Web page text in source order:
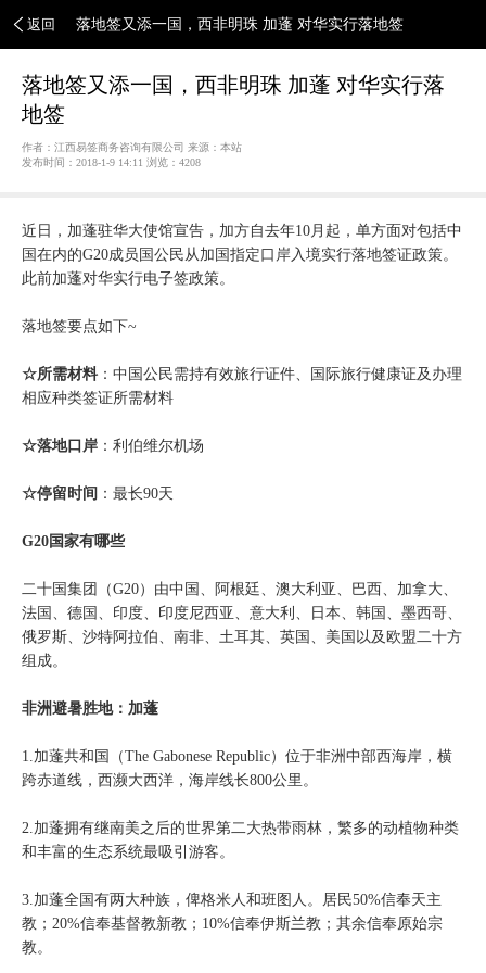
返回 落地签又添一国，西非明珠 加蓬 对华实行落地签
落地签又添一国，西非明珠 加蓬 对华实行落
地签
作者：江西易签商务咨询有限公司 来源：本站
发布时间：2018-1-9 14:11 浏览： 4208
近日，加蓬驻华大使馆宣告，加方自去年10月起，单方面对包括中
国在内的G20成员国公民从加国指定口岸入境实行落地签证政策。
此前加蓬对华实行电子签政策。
落地签要点如下~
☆所需材料 ：中国公民需持有效旅行证件、国际旅行健康证及办理
相应种类签证所需材料
☆落地口岸 ：利伯维尔机场
☆停留时间 ：最长90天
G20国家有哪些
二十国集团（G20）由中国、阿根廷、澳大利亚、巴西、加拿大、
法国、德国、印度、印度尼西亚、意大利、日本、韩国、墨西哥、
俄罗斯、沙特阿拉伯、南非、土耳其、英国、美国以及欧盟二十方
组成。
非洲避暑胜地：加蓬
1.加蓬共和国（The Gabonese Republic）位于非洲中部西海岸，横
跨赤道线，西濒大西洋，海岸线长800公里。
2.加蓬拥有继南美之后的世界第二大热带雨林，繁多的动植物种类
和丰富的生态系统最吸引游客。
3.加蓬全国有两大种族，俾格米人和班图人。居民50%信奉天主
教；20%信奉基督教新教；10%信奉伊斯兰教；其余信奉原始宗
教。